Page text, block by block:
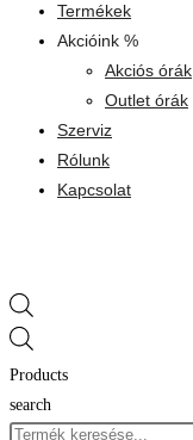
Termékek
Akcióink %
Akciós órák
Outlet órák
Szerviz
Rólunk
Kapcsolat
Products
search